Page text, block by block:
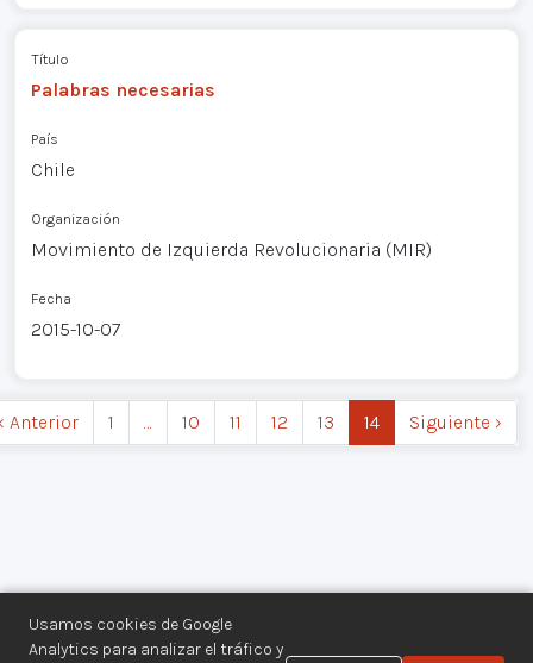
Usamos cookies de Google
Analytics para analizar el tráfico y
Título
Palabras necesarias
País
Chile
Organización
Movimiento de Izquierda Revolucionaria (MIR)
Fecha
2015-10-07
Anterior 1 … 10 11 12 13 14 Siguiente ›